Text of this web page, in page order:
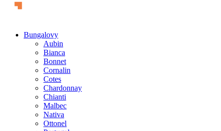
Bungalovy
Aubin
Bianca
Bonnet
Cornalin
Cotes
Chardonnay
Chianti
Malbec
Nativa
Ottonel